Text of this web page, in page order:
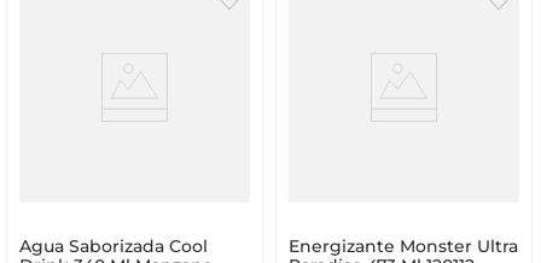
Agua Saborizada Cool
Energizante Monster Ultra